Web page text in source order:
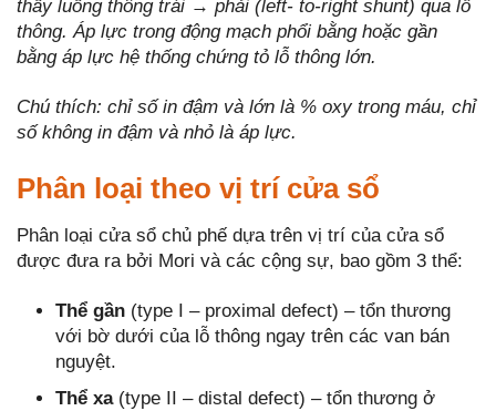
thấy luồng thông trái → phải (left- to-right shunt) qua lỗ
thông. Áp lực trong động mạch phổi bằng hoặc gần
bằng áp lực hệ thống chứng tỏ lỗ thông lớn.
Chú thích: chỉ số in đậm và lớn là % oxy trong máu, chỉ
số không in đậm và nhỏ là áp lực.
Phân loại theo vị trí cửa sổ
Phân loại cửa sổ chủ phế dựa trên vị trí của cửa sổ
được đưa ra bởi Mori và các cộng sự, bao gồm 3 thể:
Thể gần (type I – proximal defect) – tổn thương
với bờ dưới của lỗ thông ngay trên các van bán
nguyệt.
Thể xa (type II – distal defect) – tổn thương ở